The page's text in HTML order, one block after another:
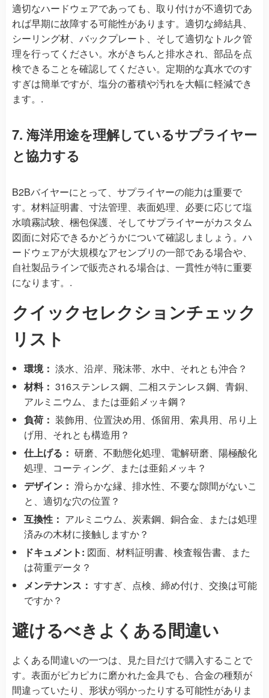
適切なハードウェアであっても、取り付けが不適切であ
れば早期に故障する可能性があります。適切な締結具、
シーリング材、バックプレート、そして適切なトルク管
理を行ってください。水がきちんと排水され、部品を点
検できることを確認してください。定期的な真水でのす
すぎは簡単ですが、塩分の蓄積や汚れを大幅に軽減でき
ます。.
7. 海洋用途を理解しているサプライヤー
と協力する
B2Bバイヤーにとって、サプライヤーの能力は重要で
す。材料証明書、寸法管理、表面処理、必要に応じて塩
水噴霧試験、梱包保護、そしてサプライヤーがカスタム
図面に対応できるかどうかについて確認しましょう。ハ
ードウェアが大規模なアセンブリの一部である場合や、
自社製品ラインで販売される場合は、一貫性が特に重要
になります。.
クイックセレクションチェック
リスト
環境： 淡水、沿岸、飛沫帯、水中、それとも沖合？
材料： 316ステンレス鋼、二相ステンレス鋼、青銅、
アルミニウム、または亜鉛メッキ鋼？
負荷： 装飾用、位置決め用、係留用、索具用、吊り上
げ用、それとも構造用？
仕上げる： 研磨、不動態化処理、電解研磨、陽極酸化
処理、コーティング、または亜鉛メッキ？
デザイン： 滑らかな縁、排水性、不要な隙間がないこ
と、適切な穴の位置？
互換性： アルミニウム、炭素鋼、銅合金、または処理
済みの木材に接触しますか？
ドキュメント: 図面、材料証明書、検査報告書、また
は荷重データ？
メンテナンス： すすぎ、点検、締め付け、交換は可能
ですか？
避けるべきよくある間違い
よくある間違いの一つは、見た目だけで購入することで
す。表面がピカピカに磨かれた金具でも、合金の種類が
間違っていたり、形状が弱かったりする可能性がありま